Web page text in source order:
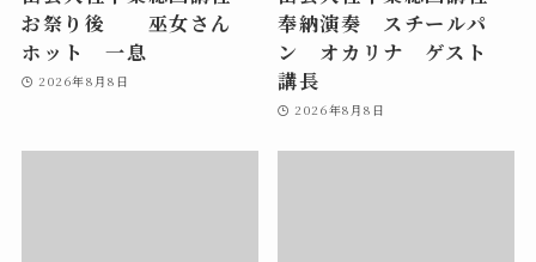
お祭り後 巫女さん
ホット 一息
2026年8月8日
奉納演奏 スチールパ
ン オカリナ ゲスト
講長
2026年8月8日